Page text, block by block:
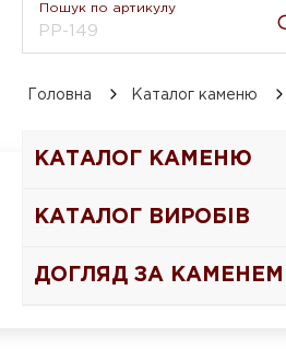
Пошук по артикулу
Головна Каталог каменю
КАТАЛОГ КАМЕНЮ
КАТАЛОГ ВИРОБІВ
ДОГЛЯД ЗА КАМЕНЕМ